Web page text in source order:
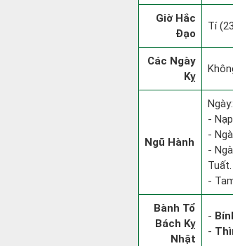
Giờ Hắc
Đạo
Tí
Các Ngày
Kỵ
Ngũ Hành
Ngày:
-
-
-
Tuất.
-
Bành Tổ
Bách Kỵ
Nhật
-
-